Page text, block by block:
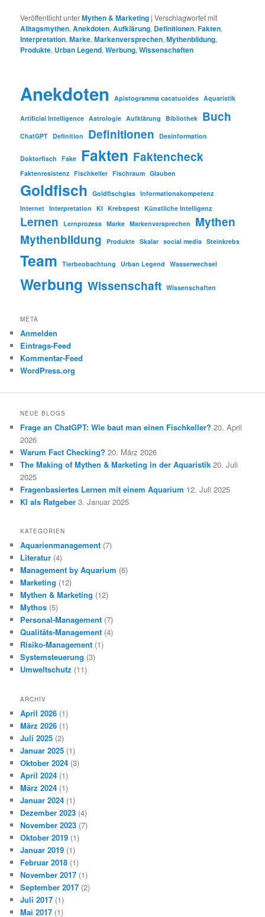
Veröffentlicht unterMythen & Marketing |Verschlagwortet mit
Alltagsmythen,Anekdoten,Aufklärung, Definitionen,Fakten,
Interpretation,Marke,Markenversprechen,Mythenbildung,
Produkte, Urban Legend,Werbung,Wissenschaften
Anekdoten Apistogramma cacatuoides Aquaristik
Artificial Intelligence Astrologie Aufklärung Bibliothek Buch
ChatGPT Definition Definitionen Desinformation
Doktorfisch Fake Fakten Faktencheck
Faktenresistenz Fischkeller Fischraum Glauben
Goldfisch Goldfischglas Informationskompetenz
Internet Interpretation KI Krebspest Künstliche Intelligenz
Lernen Lernprozess Marke Markenversprechen
Mythen
Mythenbildung
Produkte Skalar social media Steinkrebs
Team Tierbeobachtung Urban Legend Wasserwechsel
Werbung Wissenschaft Wissenschaften
META
Anmelden
Eintrags-Feed
Kommentar-Feed
WordPress.org
NEUE BLOGS
Frage an ChatGPT: Wie baut man einen Fischkeller? 20. April
2026
Warum Fact Checking? 20. März 2026
The Making of Mythen & Marketing in der Aquaristik 20. Juli
2025
Fragenbasiertes Lernen mit einem Aquarium 12. Juli 2025
KI als Ratgeber 3. Januar 2025
KATEGORIEN
Aquarienmanagement (7)
Literatur (4)
Management by Aquarium (6)
Marketing (12)
Mythen & Marketing (12)
Mythos (5)
Personal-Management (7)
Qualitäts-Management (4)
Risiko-Management (1)
Systemsteuerung (3)
Umweltschutz (11)
ARCHIV
April 2026 (1)
März 2026 (1)
Juli 2025 (2)
Januar 2025 (1)
Oktober 2024 (3)
April 2024 (1)
März 2024 (1)
Januar 2024 (1)
Dezember 2023 (4)
November 2023 (7)
Oktober 2019 (1)
Januar 2019 (1)
Februar 2018 (1)
November 2017 (1)
September 2017 (2)
Juli 2017 (1)
Mai 2017 (1)